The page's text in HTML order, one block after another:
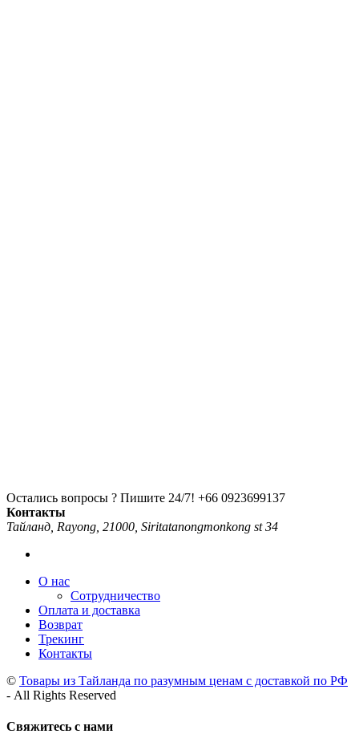
Остались вопросы ? Пишите 24/7! +66 0923699137
Контакты
Тайланд, Rayong, 21000, Siritatanongmonkong st 34
О нас
Сотрудничество
Оплата и доставка
Возврат
Трекинг
Контакты
© Товары из Тайланда по разумным ценам с доставкой по РФ
- All Rights Reserved
Свяжитесь с нами